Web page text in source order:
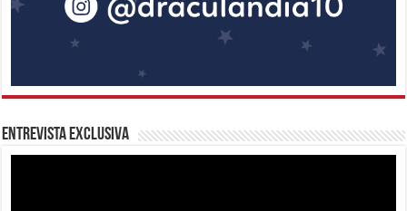
Entrevista Exclusiva